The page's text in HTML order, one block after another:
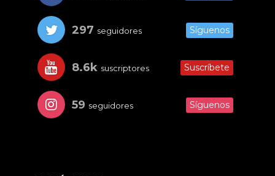
297 seguidores Síguenos
8.6k suscriptores Suscríbete
59 seguidores Síguenos